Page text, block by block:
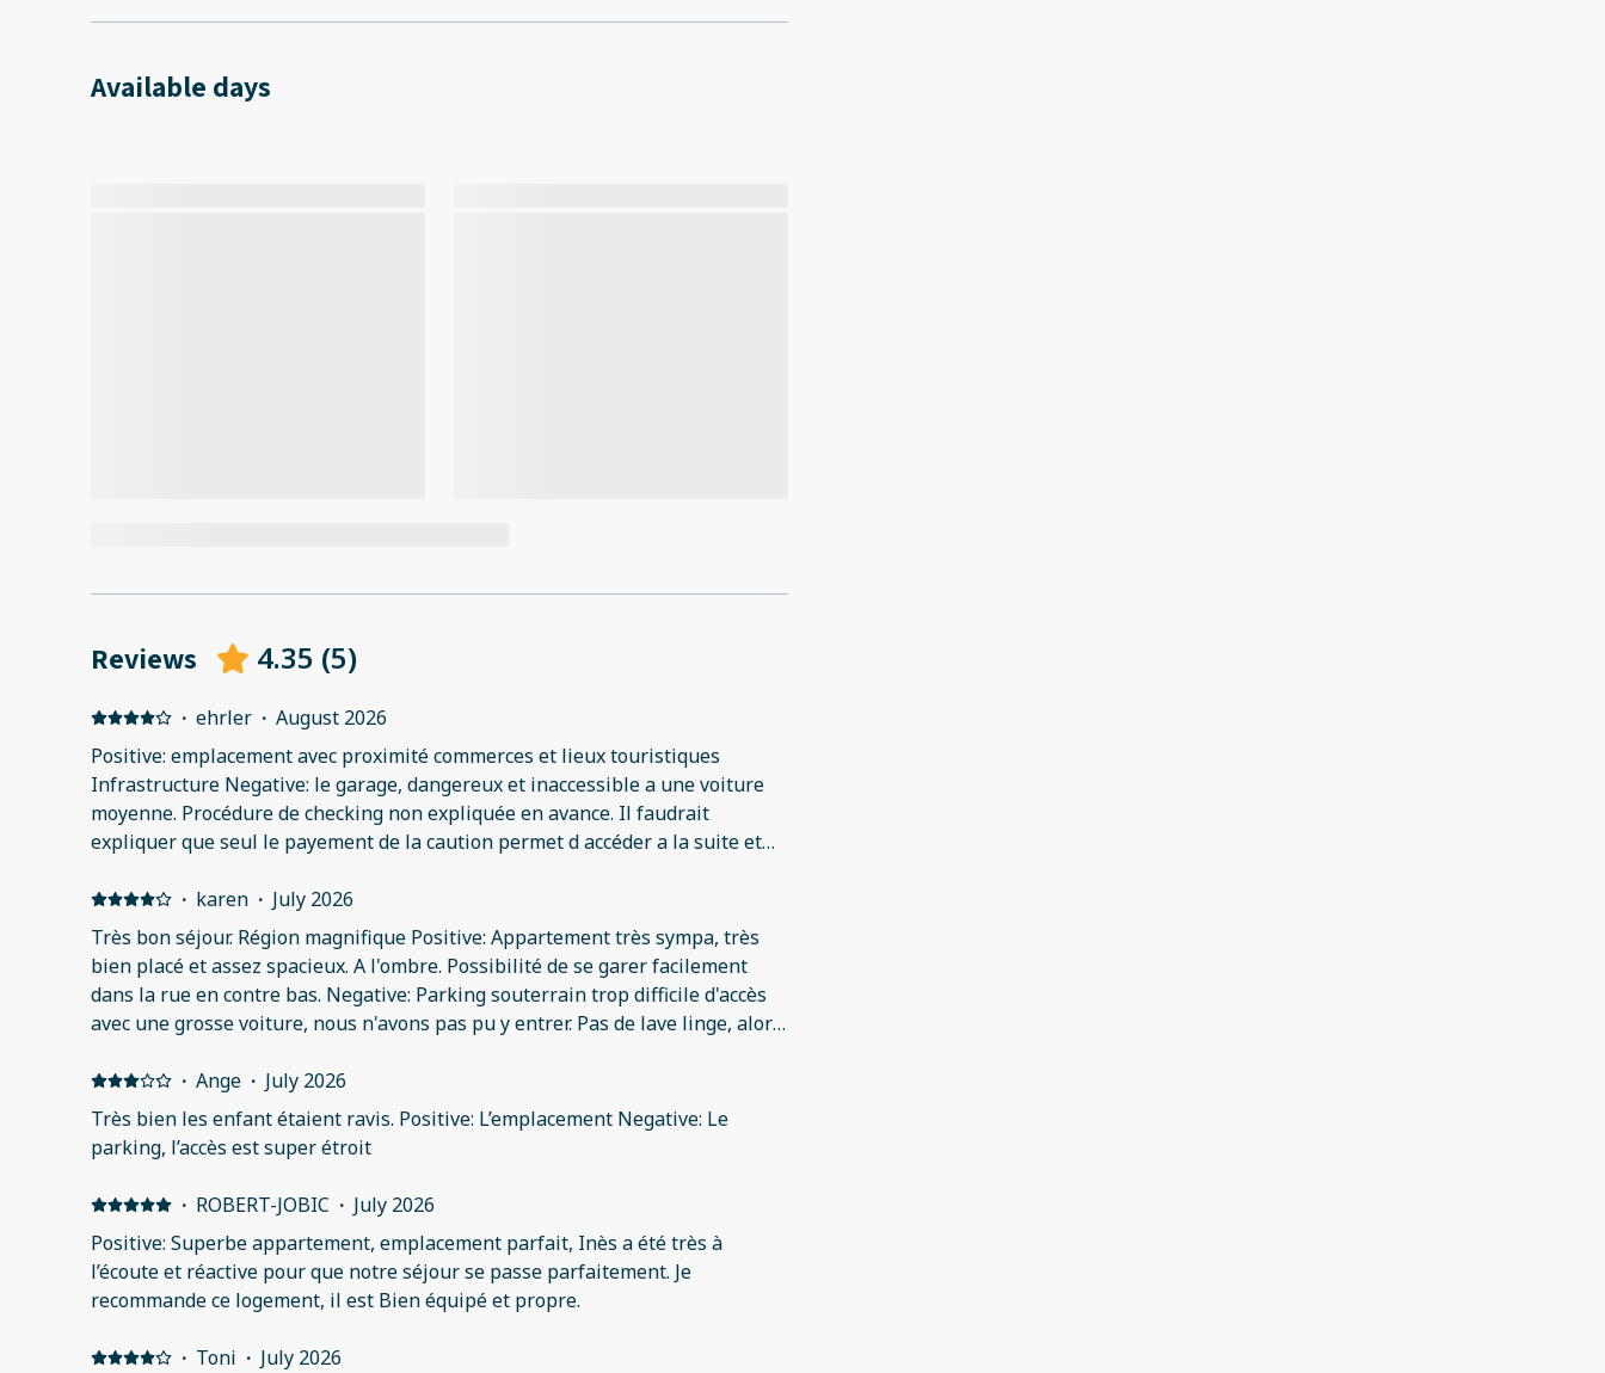
Available days
Reviews 4.35 (5)
· ehrler · August 2026
Positive: emplacement avec proximité commerces et lieux touristiques
Infrastructure Negative: le garage, dangereux et inaccessible a une voiture
moyenne. Procédure de checking non expliquée en avance. Il faudrait
expliquer que seul le payement de la caution permet d accéder a la suite et
existe.
· karen · July 2026
Très bon séjour. Région magnifique Positive: Appartement très sympa, très
bien placé et assez spacieux. A l'ombre. Possibilité de se garer facilement
dans la rue en contre bas. Negative: Parking souterrain trop difficile d'accès
avec une grosse voiture, nous n'avons pas pu y entrer. Pas de lave linge, alors
· Ange · July 2026
Très bien les enfant étaient ravis. Positive: L’emplacement Negative: Le
parking, l’accès est super étroit
· ROBERT-JOBIC · July 2026
Positive: Superbe appartement, emplacement parfait, Inès a été très à
l’écoute et réactive pour que notre séjour se passe parfaitement. Je
recommande ce logement, il est Bien équipé et propre.
· Toni · July 2026